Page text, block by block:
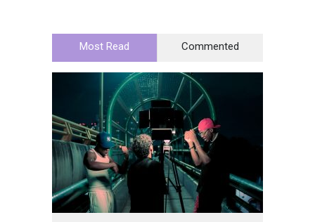
Most Read Commented